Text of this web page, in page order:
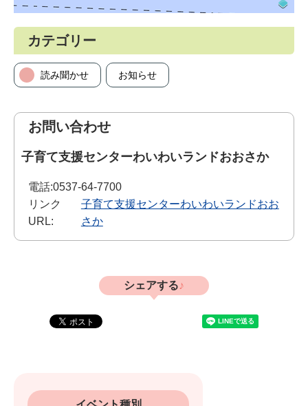
カテゴリー
読み聞かせ お知らせ
お問い合わせ
子育て支援センターわいわいランドおおさか
電話:0537-64-7700
リンク
URL:
子育て支援センターわいわいランドおお
さか
シェアする